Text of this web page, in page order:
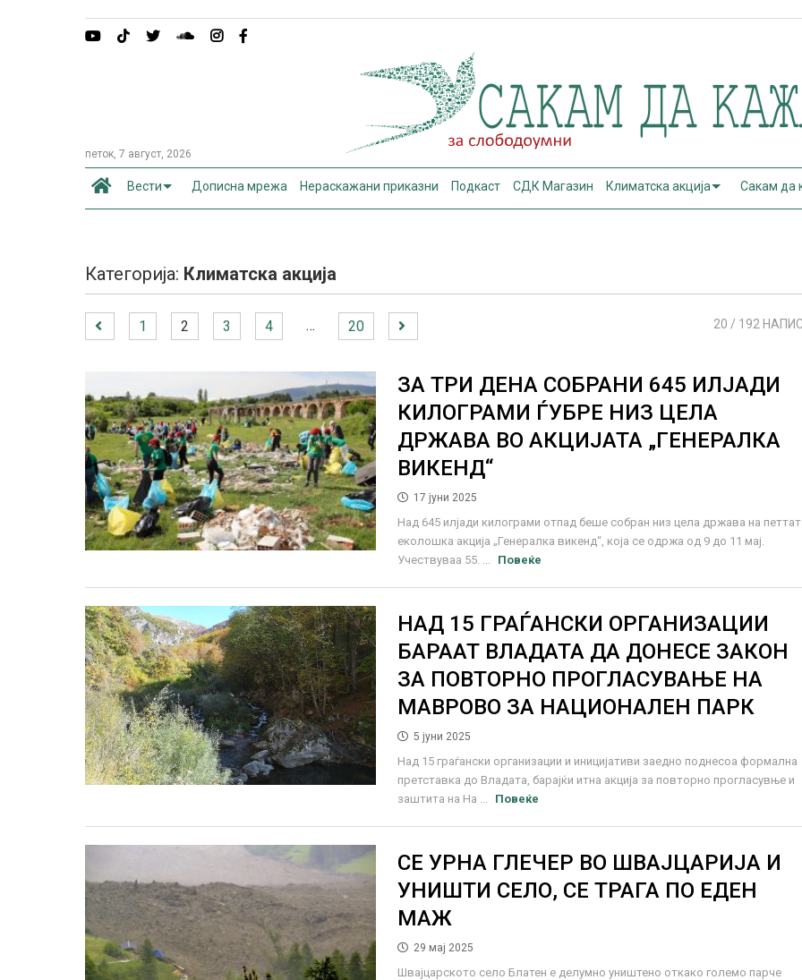
петок, 7 август, 2026
Вести Дописна мрежа Нераскажани приказни Подкаст СДК Магазин Климатска акција Сакам да
Категорија: Климатска акција
1 2 3 4 … 20 20 / 192
ЗА ТРИ ДЕНА СОБРАНИ 645 ИЛЈАДИ
КИЛОГРАМИ ЃУБРЕ НИЗ ЦЕЛА
ДРЖАВА ВО АКЦИЈАТА „ГЕНЕРАЛКА
ВИКЕНД“
17 јуни 2025
Над 645 илјади килограми отпад беше собран низ цела држава на
еколошка акција „Генералка викенд“, која се одржа од 9 до 11 мај.
Учествуваа 55. ...
Повеќе
НАД 15 ГРАЃАНСКИ ОРГАНИЗАЦИИ
БАРААТ ВЛАДАТА ДА ДОНЕСЕ ЗАКОН
ЗА ПОВТОРНО ПРОГЛАСУВАЊЕ НА
МАВРОВО ЗА НАЦИОНАЛЕН ПАРК
5 јуни 2025
Над 15 граѓански организации и иницијативи заедно поднесоа формална
претставка до Владата, барајќи итна акција за повторно прогласувње и
заштита на На ...
Повеќе
СЕ УРНА ГЛЕЧЕР ВО ШВАЈЦАРИЈА И
УНИШТИ СЕЛО, СЕ ТРАГА ПО ЕДЕН
МАЖ
29 мај 2025
Швајцарското село Блатен е делумно уништено откако големо парче